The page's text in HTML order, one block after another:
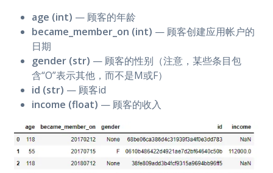
age (int) — 顾客的年龄
became_member_on (int) — 顾客创建应用帐户的
日期
gender (str) — 顾客的性别（注意，某些条目包
含“O”表示其他，而不是M或F）
id (str) — 顾客id
income (float) — 顾客的收入